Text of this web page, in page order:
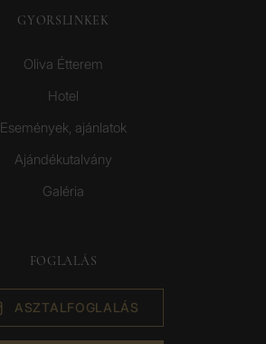
GYORSLINKEK
Oliva Étterem
Hotel
Események, ajánlatok
Ajándékutalvány
Galéria
FOGLALÁS
ASZTAL­FOGLALÁS